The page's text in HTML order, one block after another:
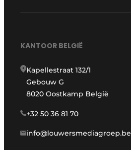
KANTOOR BELGIË
Kapellestraat 132/1
Gebouw G
8020 Oostkamp België
+32 50 36 81 70
info@louwersmediagroep.be